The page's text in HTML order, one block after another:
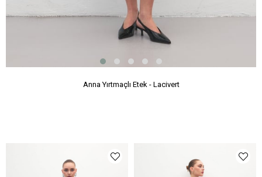
Anna Yırtmaçlı Etek - Lacivert